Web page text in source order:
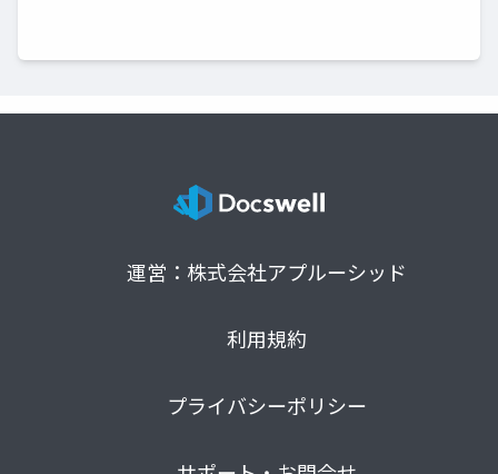
運営：株式会社アプルーシッド
利用規約
プライバシーポリシー